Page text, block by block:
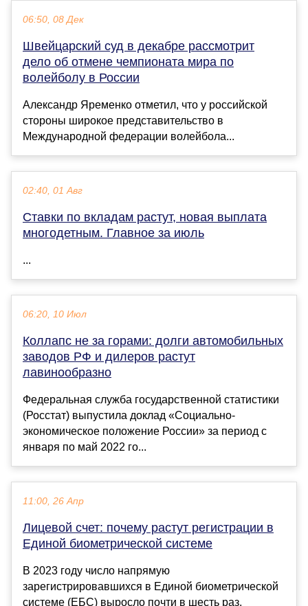
06:50, 08 Дек
Швейцарский суд в декабре рассмотрит
дело об отмене чемпионата мира по
волейболу в России
Александр Яременко отметил, что у российской
стороны широкое представительство в
Международной федерации волейбола...
02:40, 01 Авг
Ставки по вкладам растут, новая выплата
многодетным. Главное за июль
...
06:20, 10 Июл
Коллапс не за горами: долги автомобильных
заводов РФ и дилеров растут
лавинообразно
Федеральная служба государственной статистики
(Росстат) выпустила доклад «Социально-
экономическое положение России» за период с
января по май 2022 го...
11:00, 26 Апр
Лицевой счет: почему растут регистрации в
Единой биометрической системе
В 2023 году число напрямую
зарегистрировавшихся в Единой биометрической
системе (ЕБС) выросло почти в шесть раз,